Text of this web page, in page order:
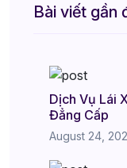
Bài viết gần
Dịch Vụ Lái
Đẳng Cấp
August 24,